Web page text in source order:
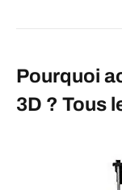
Pourquoi
3D ? Tous